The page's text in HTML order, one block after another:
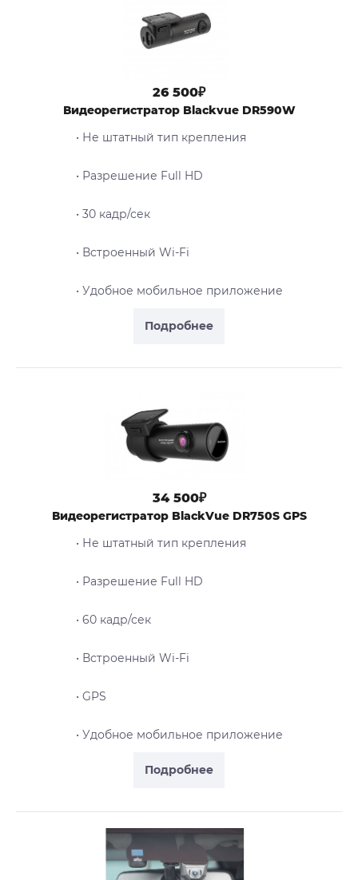
Подробнее
26 500₽
Видеорегистратор Blackvue DR590W
• Не штатный тип крепления
• Разрешение Full HD
• 30 кадр/сек
• Встроенный Wi-Fi
• Удобное мобильное приложение
Подробнее
34 500₽
Видеорегистратор BlackVue DR750S GPS
• Не штатный тип крепления
• Разрешение Full HD
• 60 кадр/сек
• Встроенный Wi-Fi
• GPS
• Удобное мобильное приложение